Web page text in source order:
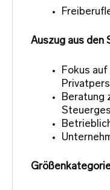
Auszug aus den
Fokus
Beratung